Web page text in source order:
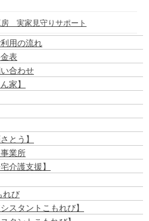
実家見守りサポート
用の流れ
表
合わせ
家】
とう】
業所
介護支援】
れび
スタントこもれび】